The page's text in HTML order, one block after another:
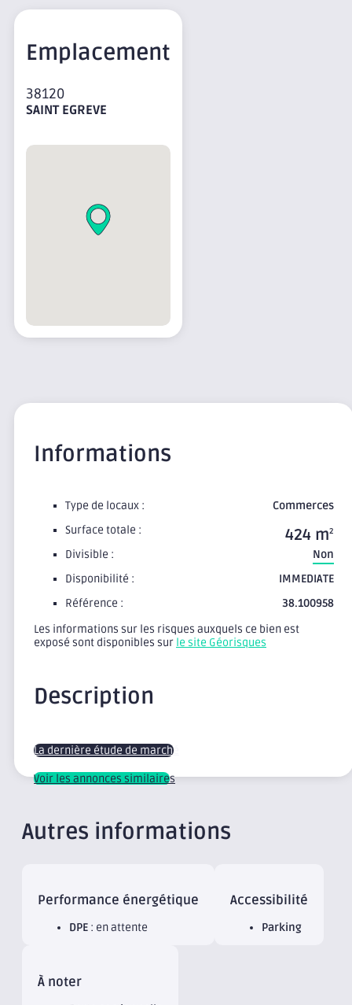
Emplacement
38120
SAINT EGREVE
Informations
Type de locaux :
Commerces
Surface totale :
424 m2
Divisible :
Non
Disponibilité :
IMMEDIATE
Référence :
38.100958
Les informations sur les risques auxquels ce bien est
exposé sont disponibles sur le site Géorisques
Description
La dernière étude de marché
Voir les annonces similaires
Autres informations
Performance énergétique
DPE : en attente
Accessibilité
Parking
À noter